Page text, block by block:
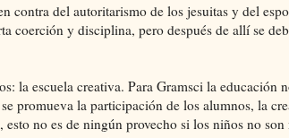
contra del autoritarismo de los jesuitas y del
coerción y disciplina, pero después de allí se
la escuela creativa. Para Gramsci la educación
promueva la participación de los alumnos, la
no es de ningún provecho si los niños no son